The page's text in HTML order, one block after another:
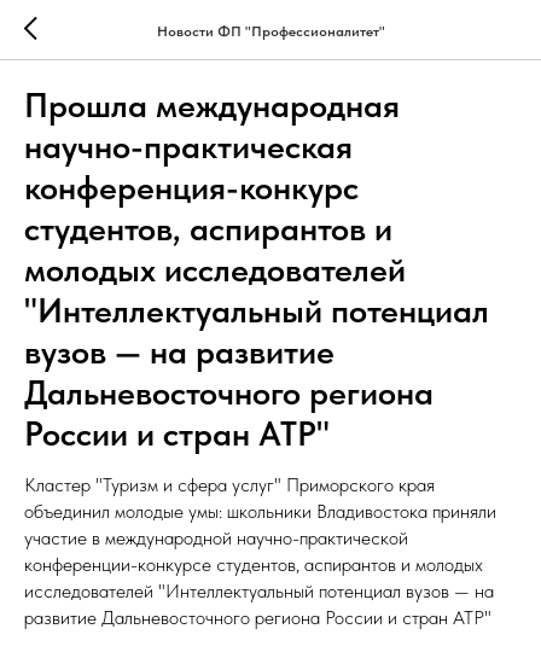
Новости ФП "Профессионалитет"
Прошла международная
научно-практическая
конференция-конкурс
студентов, аспирантов и
молодых исследователей
"Интеллектуальный потенциал
вузов — на развитие
Дальневосточного региона
России и стран АТР"
Кластер "Туризм и сфера услуг" Приморского края
объединил молодые умы: школьники Владивостока приняли
участие в международной научно-практической
конференции-конкурсе студентов, аспирантов и молодых
исследователей "Интеллектуальный потенциал вузов — на
развитие Дальневосточного региона России и стран АТР"